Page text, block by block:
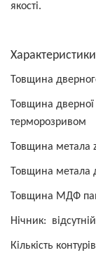
якості.
Товщина
Товщина
терморозривом
Товщина метала
Товщина метала
Товщина МДФ
Нічник: відсутній
Кількість